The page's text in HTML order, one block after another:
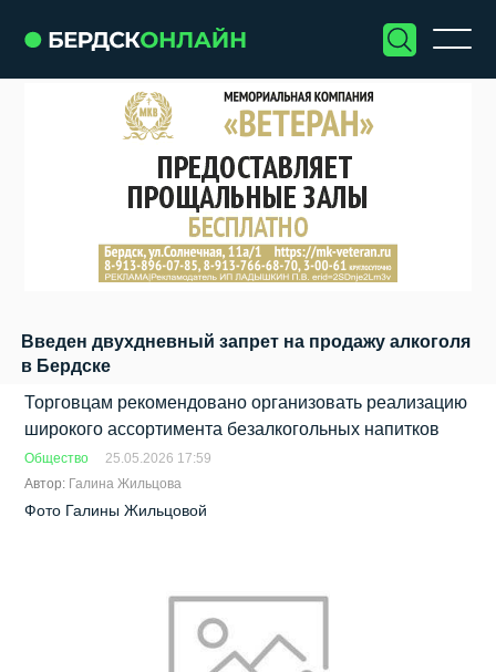
Введен двухдневный запрет на продажу алкоголя
в Бердске
Торговцам рекомендовано организовать реализацию
широкого ассортимента безалкогольных напитков
Общество
25.05.2026 17:59
Автор: Галина Жильцова
Фото Галины Жильцовой